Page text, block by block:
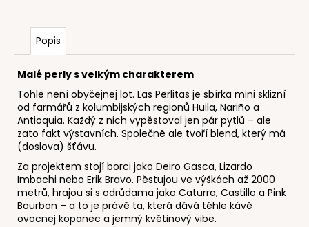
Popis
Malé perly s velkým charakterem
Tohle není obyčejnej lot. Las Perlitas je sbírka mini sklizní
od farmářů z kolumbijských regionů Huila, Nariño a
Antioquia. Každý z nich vypěstoval jen pár pytlů – ale
zato fakt výstavních. Společně ale tvoří blend, který má
(doslova) šťávu.
Za projektem stojí borci jako Deiro Gasca, Lizardo
Imbachi nebo Erik Bravo. Pěstujou ve výškách až 2000
metrů, hrajou si s odrůdama jako Caturra, Castillo a Pink
Bourbon – a to je právě ta, která dává téhle kávě
ovocnej kopanec a jemný květinový vibe.